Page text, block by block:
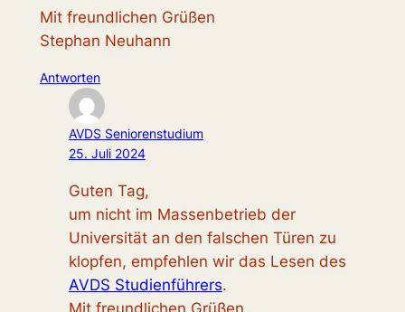
Mit freundlichen Grüßen
Stephan Neuhann
Antworten
AVDS Seniorenstudium
25. Juli 2024
Guten Tag,
um nicht im Massenbetrieb der
Universität an den falschen Türen zu
klopfen, empfehlen wir das Lesen des
AVDS Studienführers.
Mit freundlichen Grüßen,